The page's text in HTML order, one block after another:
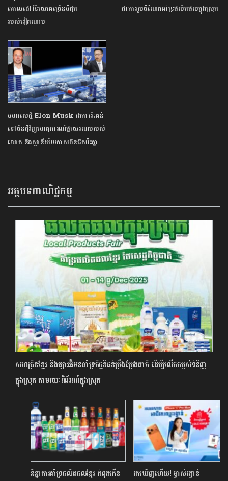
គោលដៅវិនិយោគច្រើនបំផុត
របស់វៀតណាម
ជាការរួមចំណែកគាំទ្រផលិតផលក្នុងស្រុក
មហាសេដ្ឋី Elon Musk រងការរិះគន់
នៅចិនជុំវិញហេតុការណ៍ផ្កាយរណបរបស់
លោក និងស្ថានីយ៍អវកាសចិនជិតប៉ះគ្នា
អត្ថបទពាណិជ្ជកម្ម
សហគ្រិនខ្មែរ និងផ្សារអ៊ីអនគាំទ្រកិច្ចខិតខំប្រឹងប្រែងជាតិ ដើម្បីលើកកម្ពស់ទំនិញ
ក្នុងស្រុក តាមរយៈពិព័រណ៍ក្នុងស្រុក
និន្នាការគាំទ្រផលិតផលខ្មែរ កំពុងកើន
រកឃើញហើយ! ម្ចាស់រង្វាន់